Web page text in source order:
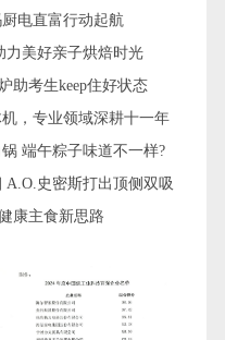
电直富行动起航
力美好亲子烘焙时光
助考生keep住好状态
，专业领域深耕十一年
端午粽子味道不一样?
A.O.史密斯打出顶侧双吸
康主食新思路